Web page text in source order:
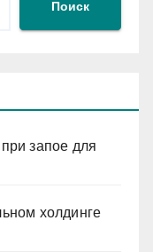
Поиск
запое для
холдинге